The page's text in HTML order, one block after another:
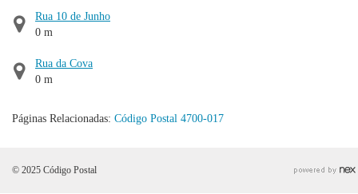
Rua 10 de Junho
0 m
Rua da Cova
0 m
Páginas Relacionadas: Código Postal 4700-017
© 2025 Código Postal